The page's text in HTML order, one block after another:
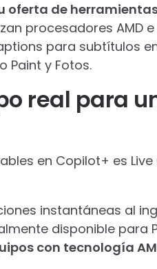
oferta de
procesadores AMD e
para subtítulos
Paint y Fotos.
real para
en Copilot+ es
instantáneas al
disponible para
con tecnología